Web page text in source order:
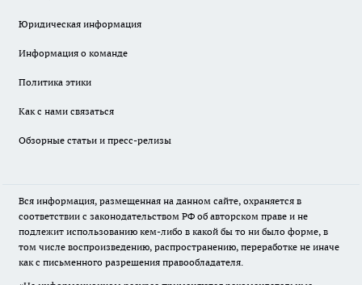
Юридическая информация
Информация о команде
Политика этики
Как с нами связаться
Обзорные статьи и пресс-релизы
Вся информация, размещенная на данном сайте, охраняется в
соответствии с законодательством РФ об авторском праве и не
подлежит использованию кем-либо в какой бы то ни было форме, в
том числе воспроизведению, распространению, переработке не иначе
как с письменного разрешения правообладателя.